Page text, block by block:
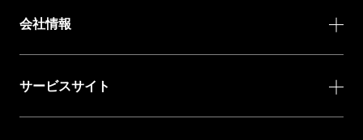
会社情報
サービスサイト